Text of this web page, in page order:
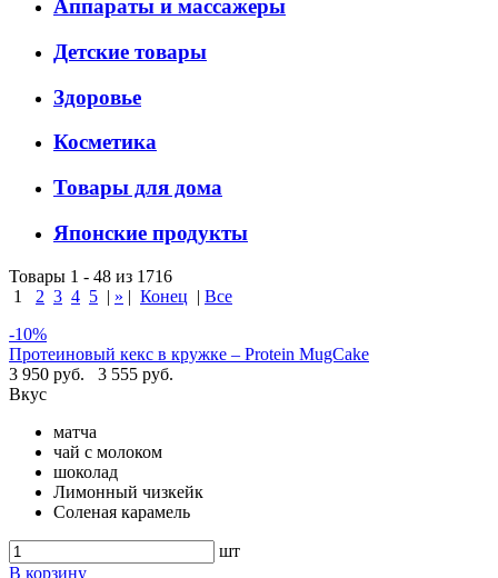
Аппараты и массажеры
Детские товары
Здоровье
Косметика
Товары для дома
Японские продукты
Товары 1 - 48 из 1716
1
2 3 4 5 | » | Конец | Все
-10%
Протеиновый кекс в кружке – Protein MugCake
3 950 руб.
3 555 руб.
Вкус
матча
чай с молоком
шоколад
Лимонный чизкейк
Соленая карамель
шт
В корзину